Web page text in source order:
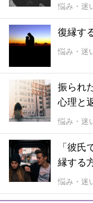
悩み・迷
復縁す
悩み・迷
振られ
心理と
悩み・迷
「彼
縁する
悩み・迷